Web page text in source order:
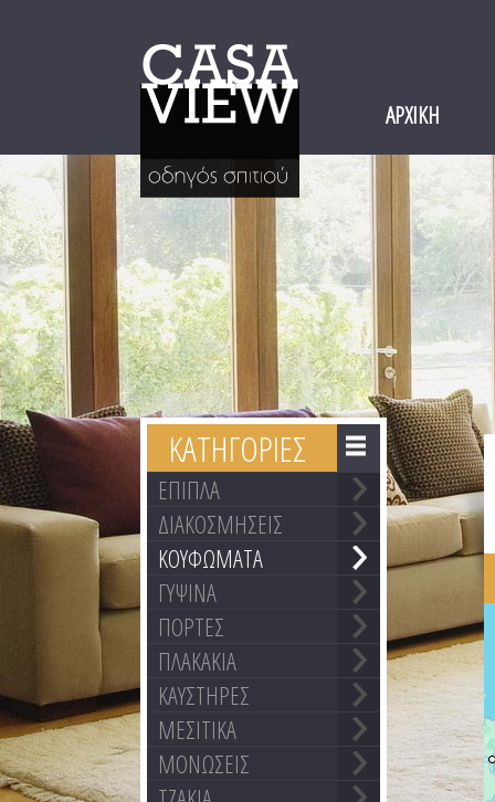
ΑΡΧΙΚΗ
ΚΑΤΗΓΟΡΙΕΣ
ΕΠΙΠΛΑ
ΔΙΑΚΟΣΜΗΣΕΙΣ
ΚΟΥΦΩΜΑΤΑ
ΓΥΨΙΝΑ
ΠΟΡΤΕΣ
ΠΛΑΚΑΚΙΑ
ΚΑΥΣΤΗΡΕΣ
ΜΕΣΙΤΙΚΑ
ΜΟΝΩΣΕΙΣ